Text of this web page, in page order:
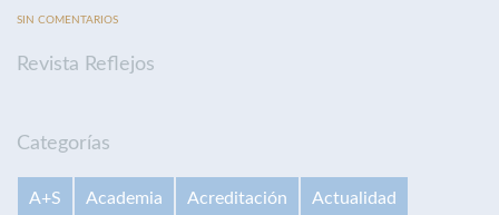
SIN COMENTARIOS
Revista Reflejos
Categorías
A+S Academia Acreditación Actualidad